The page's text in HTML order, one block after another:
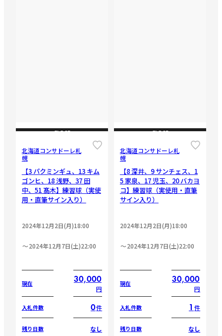
CLOSE
北海道コンサドーレ札
幌
【3 パクミンギュ、13 キム
ゴンヒ、18 浅野、37 田
中、51 髙木】練習球（実使
用・直筆サイン入り）
2024年12月2日(月)18:00
2024年12月7日(土)22:00
現在 30,000
円
入札件数 0件
残り日数 なし
CLOSE
北海道コンサドーレ札
幌
【8 深井、9 サンチェス、1
5 家泉、17 児玉、20 バカヨ
コ】練習球（実使用・直筆
サイン入り）
2024年12月2日(月)18:00
2024年12月7日(土)22:00
現在 30,000
円
入札件数 1 件
残り日数 なし